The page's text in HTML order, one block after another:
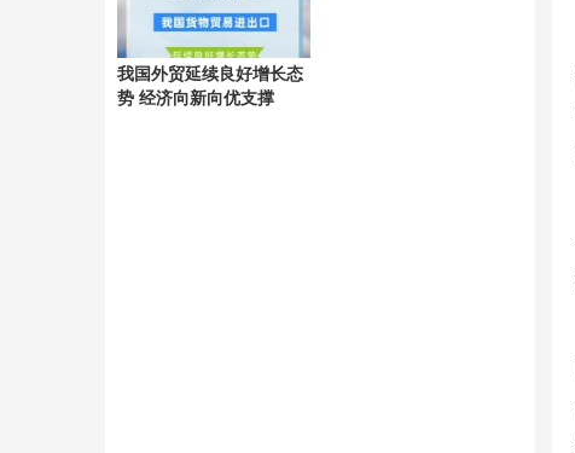
我国外贸延续良好增长态
势 经济向新向优支撑